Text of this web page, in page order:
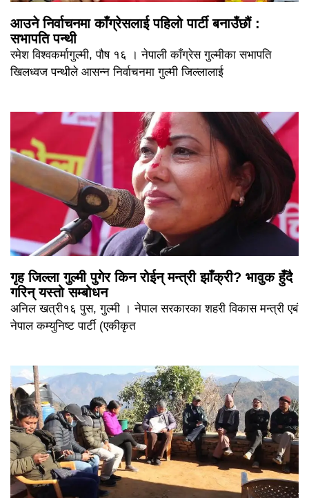
आउने निर्वाचनमा काँग्रेसलाई पहिलो पार्टी बनाउँछौं :
सभापति पन्थी
रमेश विश्वकर्मागुल्मी, पौष १६ । नेपाली काँग्रेस गुल्मीका सभापति
खिलध्वज पन्थीले आसन्न निर्वाचनमा गुल्मी जिल्लालाई
गृह जिल्ला गुल्मी पुगेर किन रोईन् मन्त्री झाँक्री? भावुक हुँदै
गरिन् यस्तो सम्बोधन
अनिल खत्री१६ पुस, गुल्मी । नेपाल सरकारका शहरी विकास मन्त्री एबं
नेपाल कम्युनिष्ट पार्टी (एकीकृत